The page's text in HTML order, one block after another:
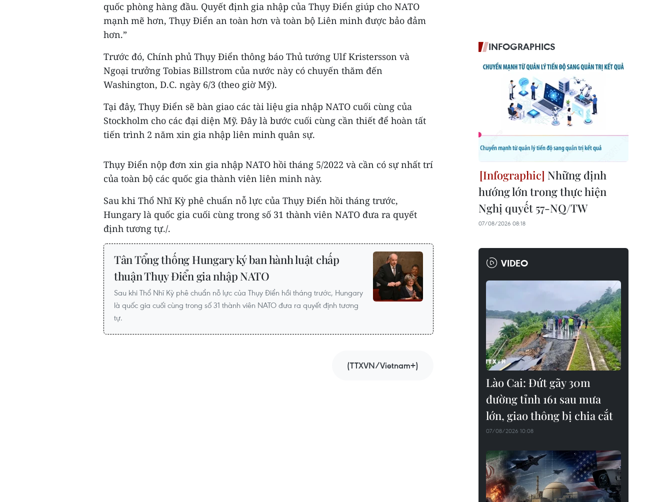
quốc phòng hàng đầu. Quyết định gia nhập của Thụy Điển giúp cho NATO
mạnh mẽ hơn, Thụy Điển an toàn hơn và toàn bộ Liên minh được bảo đảm
hơn.”
Trước đó, Chính phủ Thụy Điển thông báo Thủ tướng Ulf Kristersson và
Ngoại trưởng Tobias Billstrom của nước này có chuyến thăm đến
Washington, D.C. ngày 6/3 (theo giờ Mỹ).
Tại đây, Thụy Điển sẽ bàn giao các tài liệu gia nhập NATO cuối cùng của
Stockholm cho các đại diện Mỹ. Đây là bước cuối cùng cần thiết để hoàn tất
tiến trình 2 năm xin gia nhập liên minh quân sự.
Thụy Điển nộp đơn xin gia nhập NATO hồi tháng 5/2022 và cần có sự nhất trí
của toàn bộ các quốc gia thành viên liên minh này.
Sau khi Thổ Nhĩ Kỳ phê chuẩn nỗ lực của Thụy Điển hồi tháng trước,
Hungary là quốc gia cuối cùng trong số 31 thành viên NATO đưa ra quyết
định tương tự./.
Tân Tổng thống Hungary ký ban hành luật chấp
thuận Thụy Điển gia nhập NATO
Sau khi Thổ Nhĩ Kỳ phê chuẩn nỗ lực của Thụy Điển hồi tháng trước, Hungary
là quốc gia cuối cùng trong số 31 thành viên NATO đưa ra quyết định tương
tự.
(TTXVN/Vietnam+)
INFOGRAPHICS
Những định
hướng lớn trong thực hiện
Nghị quyết 57-NQ/TW
07/08/2026 08:18
VIDEO
Lào Cai: Đứt gãy 30m
đường tỉnh 161 sau mưa
lớn, giao thông bị chia cắt
07/08/2026 10:08